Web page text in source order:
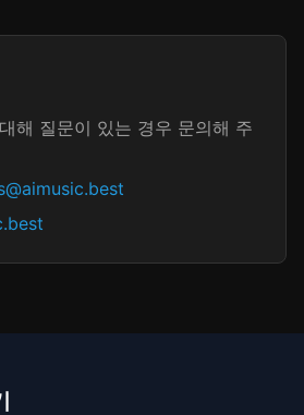
해 질문이 있는 경우 문의해 주